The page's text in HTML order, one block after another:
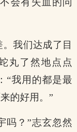
我们达成了目
丸了然地点点
“我用的都是最
的好用。”
？”志玄忽然